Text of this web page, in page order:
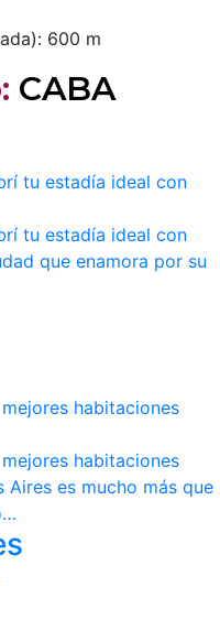
600 m
CABA
tu estadía ideal con
tu estadía ideal con
que enamora por su
habitaciones
habitaciones
Aires es mucho más que